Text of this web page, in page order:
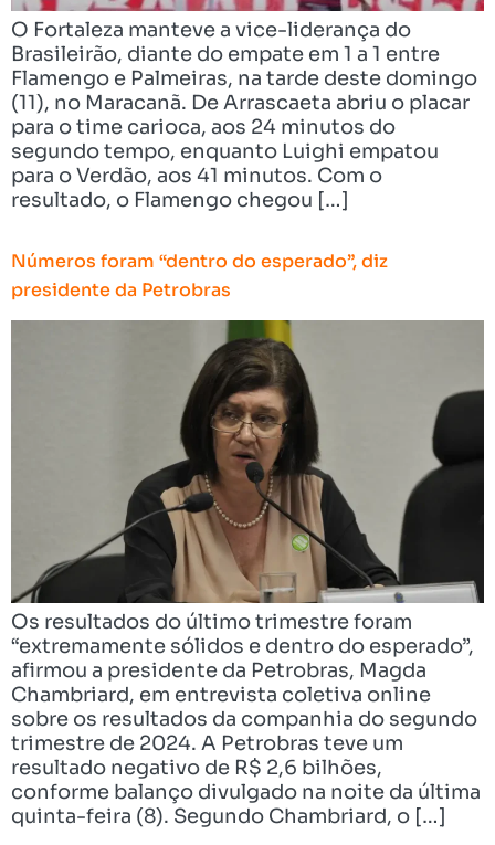
O Fortaleza manteve a vice-liderança do
Brasileirão, diante do empate em 1 a 1 entre
Flamengo e Palmeiras, na tarde deste domingo
(11), no Maracanã. De Arrascaeta abriu o placar
para o time carioca, aos 24 minutos do
segundo tempo, enquanto Luighi empatou
para o Verdão, aos 41 minutos. Com o
resultado, o Flamengo chegou […]
Números foram “dentro do esperado”, diz
presidente da Petrobras
Os resultados do último trimestre foram
“extremamente sólidos e dentro do esperado”,
afirmou a presidente da Petrobras, Magda
Chambriard, em entrevista coletiva online
sobre os resultados da companhia do segundo
trimestre de 2024. A Petrobras teve um
resultado negativo de R$ 2,6 bilhões,
conforme balanço divulgado na noite da última
quinta-feira (8). Segundo Chambriard, o […]